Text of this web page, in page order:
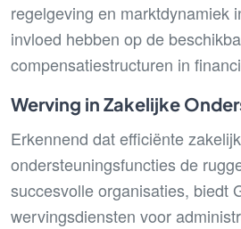
regelgeving en marktdynamiek
invloed hebben op de
compensatiestructuren in
Werving in Zakelijke
Erkennend dat efficiënte
ondersteuningsfuncties de
succesvolle organisaties, biedt
wervingsdiensten voor